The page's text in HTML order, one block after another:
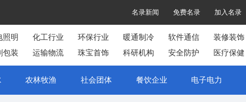
名录新闻 免费名录 加入名录
照明 化工行业 环保行业 暖通制冷 软件通信 装修装饰
包装 运输物流 珠宝首饰 科研机构 安全防护 医疗保健
农林牧渔 社会团体 餐饮企业 电子电力